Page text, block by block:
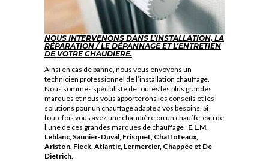
NOUS INTERVENONS DANS L’INSTALLATION, LA
RÉPARATION / LE DÉPANNAGE ET L’ENTRETIEN
DE VOTRE CHAUDIÈRE.
Ainsi en cas de panne, nous vous envoyons un
technicien professionnel de l’installation chauffage.
Nous sommes spécialiste de toutes les plus grandes
marques et nous vous apporterons les conseils et les
solutions pour un chauffage adapté à vos besoins. Si
toutefois vous avez une chaudière ou un chauffe-eau de
l’une de ces grandes marques de chauffage : E.L.M.
Leblanc, Saunier-Duval, Frisquet, Chaffoteaux,
Ariston, Fleck, Atlantic, Lermercier, Chappée et De
Dietrich.